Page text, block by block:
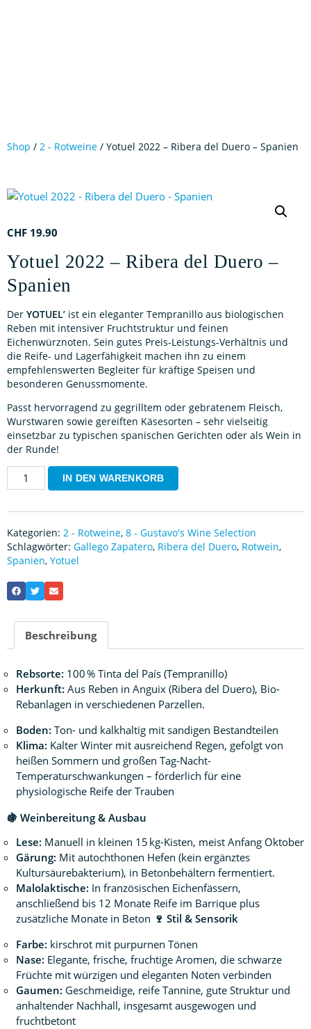
Shop / 2 - Rotweine / Yotuel 2022 – Ribera del Duero – Spanien
CHF 19.90
Yotuel 2022 – Ribera del Duero –
Spanien
Der YOTUEL’ ist ein eleganter Tempranillo aus biologischen
Reben mit intensiver Fruchtstruktur und feinen
Eichenwürznoten. Sein gutes Preis-Leistungs-Verhältnis und
die Reife- und Lagerfähigkeit machen ihn zu einem
empfehlenswerten Begleiter für kräftige Speisen und
besonderen Genussmomente.
Passt hervorragend zu gegrilltem oder gebratenem Fleisch,
Wurstwaren sowie gereiften Käsesorten – sehr vielseitig
einsetzbar zu typischen spanischen Gerichten oder als Wein in
der Runde!
IN DEN WARENKORB
Kategorien: 2 - Rotweine, 8 - Gustavo's Wine Selection
Schlagwörter: Gallego Zapatero, Ribera del Duero, Rotwein,
Spanien, Yotuel
Beschreibung
Rebsorte: 100 % Tinta del País (Tempranillo)
Herkunft: Aus Reben in Anguix (Ribera del Duero), Bio-
Rebanlagen in verschiedenen Parzellen.
Boden: Ton- und kalkhaltig mit sandigen Bestandteilen
Klima: Kalter Winter mit ausreichend Regen, gefolgt von
heißen Sommern und großen Tag-Nacht-
Temperaturschwankungen – förderlich für eine
physiologische Reife der Trauben
🍇 Weinbereitung & Ausbau
Lese: Manuell in kleinen 15 kg-Kisten, meist Anfang Oktober
Gärung: Mit autochthonen Hefen (kein ergänztes
Kultursäurebakterium), in Betonbehältern fermentiert.
Malolaktische: In französischen Eichenfässern,
anschließend bis 12 Monate Reife im Barrique plus
zusätzliche Monate in Beton 🍷 Stil & Sensorik
Farbe: kirschrot mit purpurnen Tönen
Nase: Elegante, frische, fruchtige Aromen, die schwarze
Früchte mit würzigen und eleganten Noten verbinden
Gaumen: Geschmeidige, reife Tannine, gute Struktur und
anhaltender Nachhall, insgesamt ausgewogen und
fruchtbetont